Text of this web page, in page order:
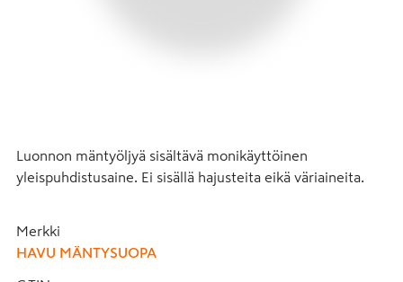
Luonnon mäntyöljyä sisältävä monikäyttöinen
yleispuhdistusaine. Ei sisällä hajusteita eikä väriaineita.
Merkki
HAVU MÄNTYSUOPA